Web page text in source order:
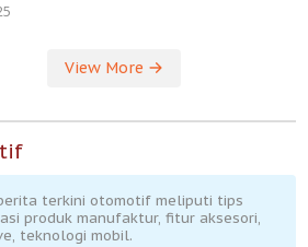
View More
terkini otomotif meliputi tips
produk manufaktur, fitur aksesori,
teknologi mobil.